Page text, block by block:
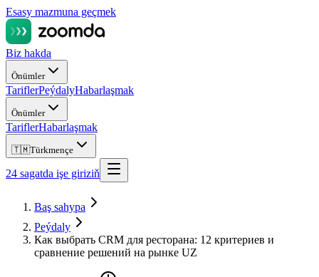
Esasy mazmuna geçmek
Biz hakda
Önümler
TariflerPeýdalyHabarlaşmak
Önümler
TariflerHabarlaşmak
🇹🇲Türkmençe
24 sagatda işe giriziň
Baş sahypa
Peýdaly
Как выбрать CRM для ресторана: 12 критериев и
сравнение решений на рынке UZ